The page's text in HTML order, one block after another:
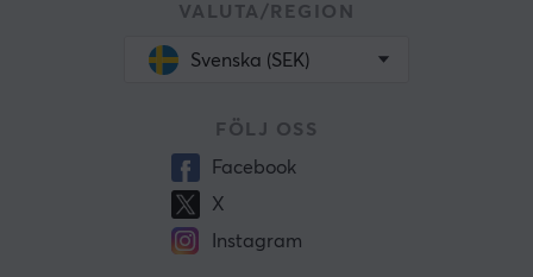
VALUTA/REGION
Svenska (SEK)
FÖLJ OSS
Facebook
X
Instagram